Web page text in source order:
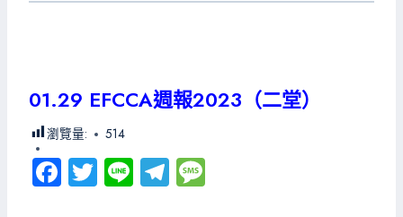
01.29 EFCCA週報2023（二堂）
瀏覽量: 514
Fa T Li Te